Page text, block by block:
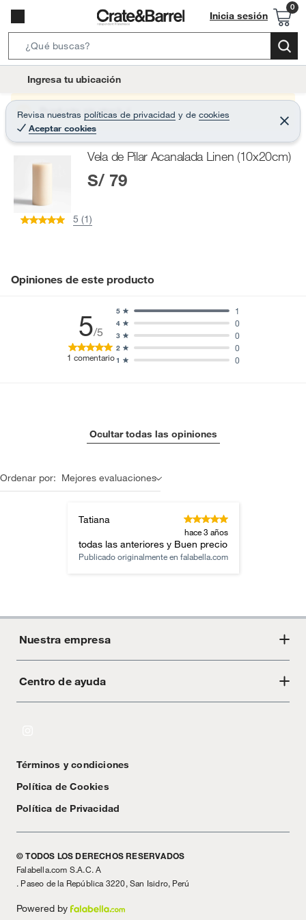
Inicia sesión
e
r
c
B
t
n
Ingresa tu ubicación
Revisa nuestras políticas de privacidad y de cookies
Aceptar cookies
C
e
r
a
r
Producto sin stock :(
Vela de Pilar Acanalada Linen (10x20cm)
S/ 79
5 (1)
Opiniones de este producto
5/5
1 comentario1 0
2 0
3 0
4 0
5 1
Ocultar todas las opiniones
Ordenar por: Mejores evaluaciones
Tatiana
hace 3 años
todas las anteriores y Buen precio
Publicado originalmente en falabella.com
Nuestra empresa
Acerca de Crate
Centro de ayuda
Textos Legales
Términos y condiciones
Política de Cookies
Política de Privacidad
© TODOS LOS DERECHOS RESERVADOS
Falabella.com S.A.C. A
. Paseo de la República 3220, San Isidro, Perú
Powered by